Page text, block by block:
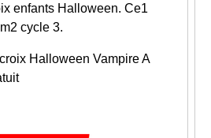
enfants Halloween. Ce1
cycle 3.
Halloween VampireA